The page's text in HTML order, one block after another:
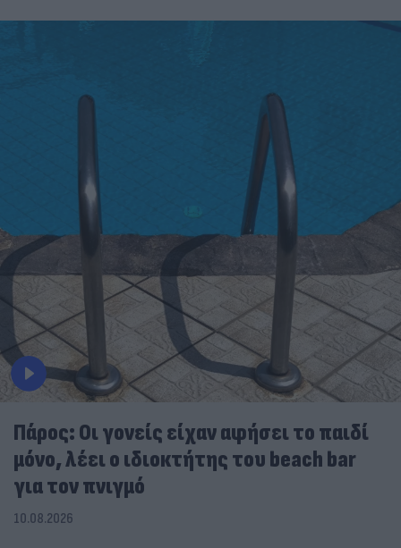
Πάρος: Οι γονείς είχαν αφήσει το παιδί
μόνο, λέει ο ιδιοκτήτης του beach bar
για τον πνιγμό
10.08.2026